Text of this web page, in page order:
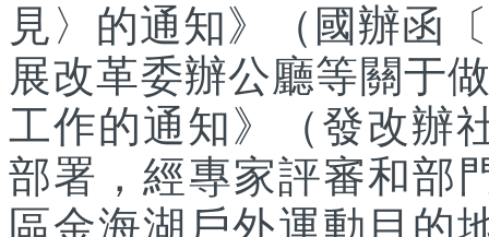
見〉的通知》（國辦函
展改革委辦公廳等關于
工作的通知》（發改辦
部署，經專家評審和部
區金海湖戶外運動目的